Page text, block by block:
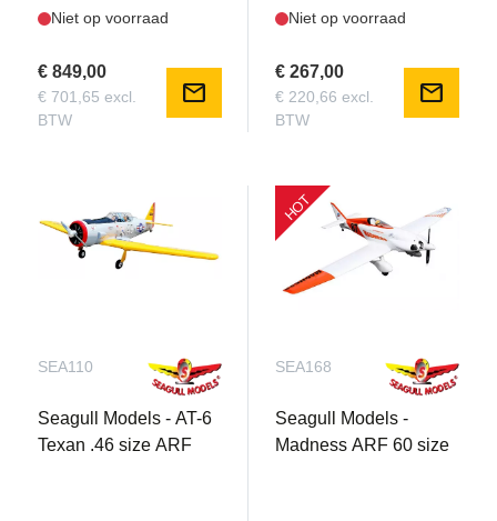
Niet op voorraad
€ 849,00
€ 701,65 excl.
BTW
mail
Niet op voorraad
€ 267,00
€ 220,66 excl.
BTW
mail
SEA110
Seagull Models - AT-6
Texan .46 size ARF
HOT
SEA168
Seagull Models -
Madness ARF 60 size